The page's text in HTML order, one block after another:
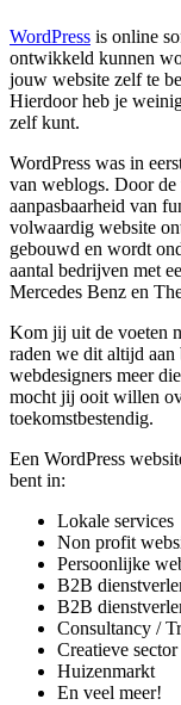
WordPress is online
ontwikkeld kunnen
jouw website zelf te
Hierdoor heb je
zelf kunt.
WordPress was in
van weblogs. Door de
aanpasbaarheid van
volwaardig website
gebouwd en wordt
aantal bedrijven met
Mercedes Benz en
Kom jij uit de voeten
raden we dit altijd
webdesigners meer
mocht jij ooit willen
toekomstbestendig.
Een WordPress
bent in:
Lokale services
Non profit
Persoonlijke
B2B
B2B
Consultancy /
Creatieve sector
Huizenmarkt
En veel meer!